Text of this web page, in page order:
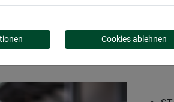
Cookies ablehnen